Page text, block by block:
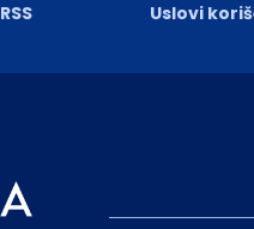
RSS Uslovi